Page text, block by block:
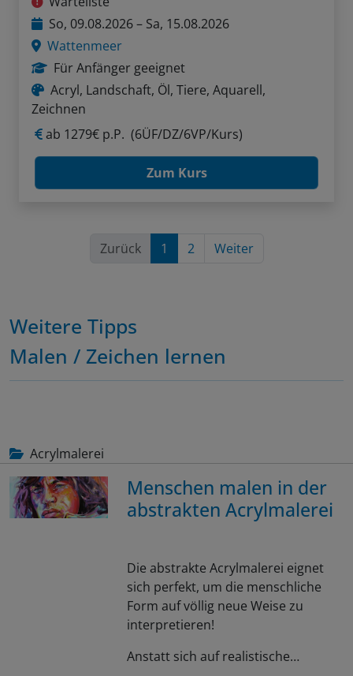
So, 09.08.2026 – Sa, 15.08.2026
Wattenmeer
Für Anfänger geeignet
Acryl, Landschaft, Öl, Tiere, Aquarell,
Zeichnen
ab 1279€ p.P. (6ÜF/DZ/6VP/Kurs)
Zum Kurs
Zurück 1 2 Weiter
Weitere Tipps
Malen / Zeichen lernen
Acrylmalerei
Menschen malen in der
abstrakten Acrylmalerei
Die abstrakte Acrylmalerei eignet
sich perfekt, um die menschliche
Form auf völlig neue Weise zu
interpretieren!
Anstatt sich auf realistische…